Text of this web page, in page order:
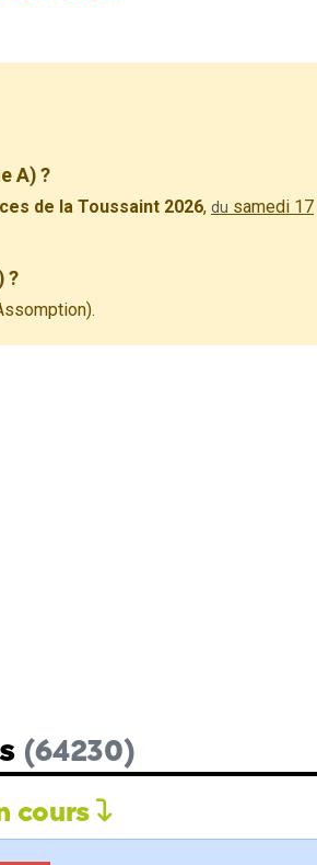
A) ?
de la Toussaint 2026, du samedi 17
?
(64230)
cours